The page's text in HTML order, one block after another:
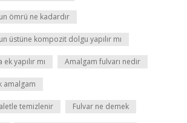
ömrü ne kadardır
üstüne kompozit dolgu yapılır mı
yapılır mı Amalgam fulvarı nedir
amalgam
temizlenir Fulvar ne demek